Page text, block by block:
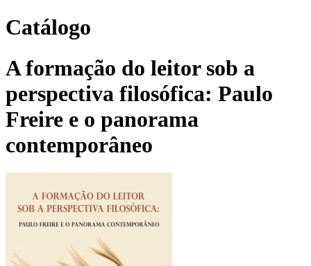
Catálogo
A formação do leitor sob a
perspectiva filosófica: Paulo
Freire e o panorama
contemporâneo